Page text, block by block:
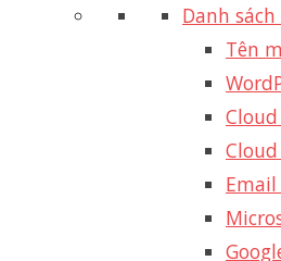
Danh
Tên
Cloud
Email